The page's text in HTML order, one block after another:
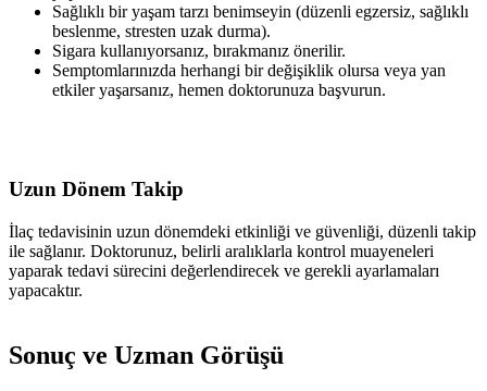
Sağlıklı bir yaşam tarzı benimseyin (düzenli egzersiz, sağlıklı
beslenme, stresten uzak durma).
Sigara kullanıyorsanız, bırakmanız önerilir.
Semptomlarınızda herhangi bir değişiklik olursa veya yan
etkiler yaşarsanız, hemen doktorunuza başvurun.
Uzun Dönem Takip
İlaç tedavisinin uzun dönemdeki etkinliği ve güvenliği, düzenli takip
ile sağlanır. Doktorunuz, belirli aralıklarla kontrol muayeneleri
yaparak tedavi sürecini değerlendirecek ve gerekli ayarlamaları
yapacaktır.
Sonuç ve Uzman Görüşü